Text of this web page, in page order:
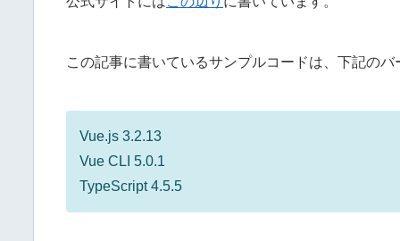
この記事に書いているサンプルコードは、下記のバ
Vue.js 3.2.13
Vue CLI 5.0.1
TypeScript 4.5.5